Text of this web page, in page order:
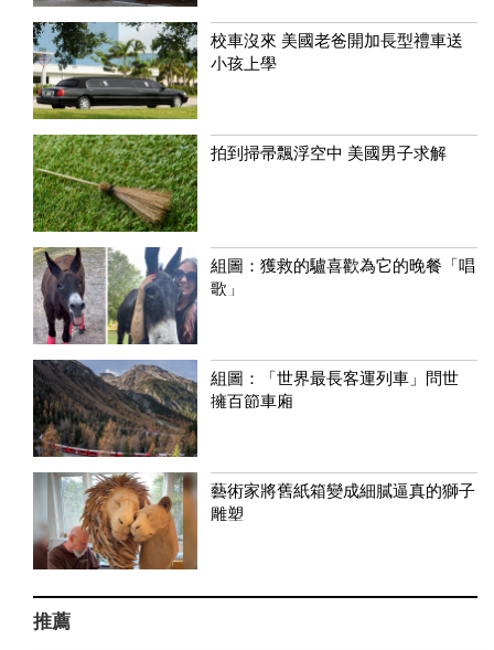
校車沒來 美國老爸開加長型禮車送
小孩上學
拍到掃帚飄浮空中 美國男子求解
組圖：獲救的驢喜歡為它的晚餐「唱
歌」
組圖：「世界最長客運列車」問世
擁百節車廂
藝術家將舊紙箱變成細膩逼真的獅子
雕塑
推薦